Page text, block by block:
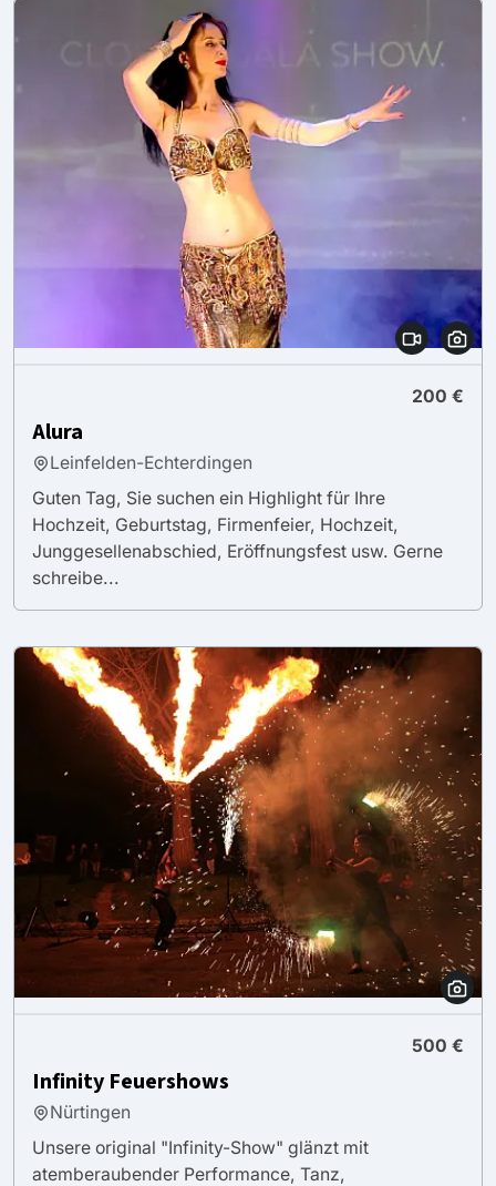
200 €
Alura
Leinfelden-Echterdingen
Guten Tag, Sie suchen ein Highlight für Ihre
Hochzeit, Geburtstag, Firmenfeier, Hochzeit,
Junggesellenabschied, Eröffnungsfest usw. Gerne
schreibe...
500 €
Infinity Feuershows
Nürtingen
Unsere original "Infinity-Show" glänzt mit
atemberaubender Performance, Tanz,